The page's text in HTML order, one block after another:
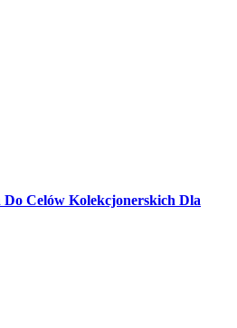
Do Celów Kolekcjonerskich Dla